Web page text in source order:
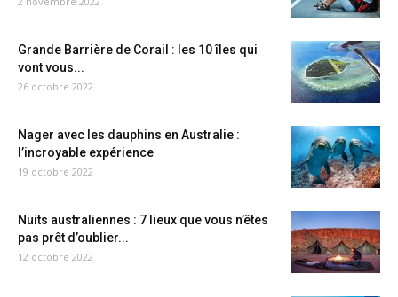
Grande Barrière de Corail : les 10 îles qui
vont vous...
26 octobre 2022
Nager avec les dauphins en Australie :
l’incroyable expérience
19 octobre 2022
Nuits australiennes : 7 lieux que vous n’êtes
pas prêt d’oublier...
12 octobre 2022